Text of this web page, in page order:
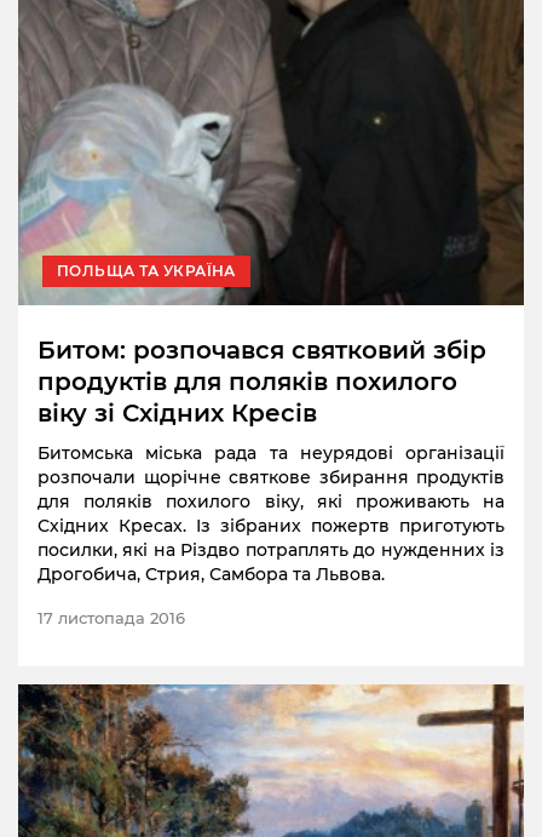
ПОЛЬЩА ТА УКРАЇНА
Битом: розпочався святковий збір
продуктів для поляків похилого
віку зі Східних Кресів
Битомська міська рада та неурядові організації
розпочали щорічне святкове збирання продуктів
для поляків похилого віку, які проживають на
Східних Кресах. Із зібраних пожертв приготують
посилки, які на Різдво потраплять до нужденних із
Дрогобича, Стрия, Самбора та Львова.
17 листопада 2016